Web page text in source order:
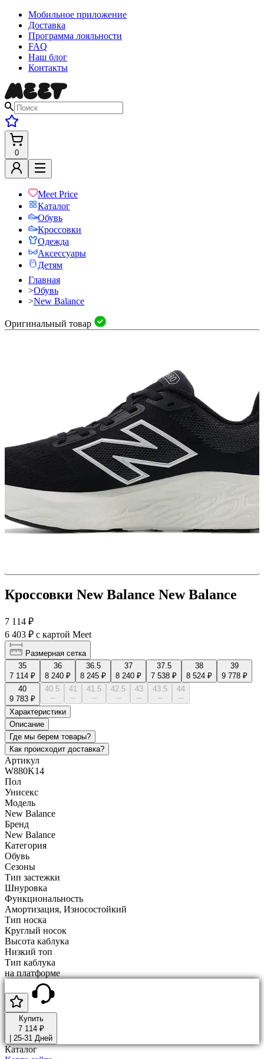
Мобильное приложение
Доставка
Программа лояльности
FAQ
Наш блог
Контакты
0
Meet Price
Каталог
Обувь
Кроссовки
Одежда
Аксессуары
Детям
Главная
>Обувь
>New Balance
Оригинальный товар
Кроссовки New Balance New Balance
7 114 ₽
6 403 ₽ с картой Meet
Размерная сетка
35
7 114 ₽
36
8 240 ₽
36.5
8 245 ₽
37
8 240 ₽
37.5
7 538 ₽
38
8 524 ₽
39
9 778 ₽
40
9 783 ₽
40.5
--
41
--
41.5
--
42.5
--
43
--
43.5
--
44
--
Характеристики
Описание
Где мы берем товары?
Как происходит доставка?
Артикул
W880K14
Пол
Унисекс
Модель
New Balance
Бренд
New Balance
Категория
Обувь
Сезоны
Тип застежки
Шнуровка
Функциональность
Амортизация, Износостойкий
Тип носка
Круглый носок
Высота каблука
Низкий топ
Тип каблука
на платформе
Купить
7 114 ₽
25-31 Дней
Каталог